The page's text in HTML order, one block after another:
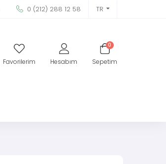
0 (212) 288 12 58 TR
Favorilerim Hesabım
0
Sepetim